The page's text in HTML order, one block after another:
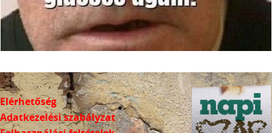
Elérhetőség
Adatkezelési szabályzat